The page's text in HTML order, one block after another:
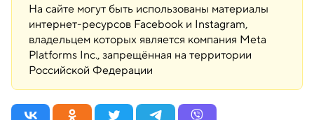
На сайте могут быть использованы материалы
интернет-ресурсов Facebook и Instagram,
владельцем которых является компания Meta
Platforms Inc., запрещённая на территории
Российской Федерации